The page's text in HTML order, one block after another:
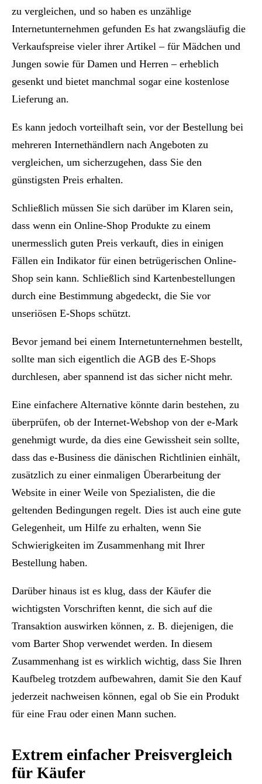
zu vergleichen, und so haben es unzählige
Internetunternehmen gefunden Es hat zwangsläufig die
Verkaufspreise vieler ihrer Artikel – für Mädchen und
Jungen sowie für Damen und Herren – erheblich
gesenkt und bietet manchmal sogar eine kostenlose
Lieferung an.
Es kann jedoch vorteilhaft sein, vor der Bestellung bei
mehreren Internethändlern nach Angeboten zu
vergleichen, um sicherzugehen, dass Sie den
günstigsten Preis erhalten.
Schließlich müssen Sie sich darüber im Klaren sein,
dass wenn ein Online-Shop Produkte zu einem
unermesslich guten Preis verkauft, dies in einigen
Fällen ein Indikator für einen betrügerischen Online-
Shop sein kann. Schließlich sind Kartenbestellungen
durch eine Bestimmung abgedeckt, die Sie vor
unseriösen E-Shops schützt.
Bevor jemand bei einem Internetunternehmen bestellt,
sollte man sich eigentlich die AGB des E-Shops
durchlesen, aber spannend ist das sicher nicht mehr.
Eine einfachere Alternative könnte darin bestehen, zu
überprüfen, ob der Internet-Webshop von der e-Mark
genehmigt wurde, da dies eine Gewissheit sein sollte,
dass das e-Business die dänischen Richtlinien einhält,
zusätzlich zu einer einmaligen Überarbeitung der
Website in einer Weile von Spezialisten, die die
geltenden Bedingungen regelt. Dies ist auch eine gute
Gelegenheit, um Hilfe zu erhalten, wenn Sie
Schwierigkeiten im Zusammenhang mit Ihrer
Bestellung haben.
Darüber hinaus ist es klug, dass der Käufer die
wichtigsten Vorschriften kennt, die sich auf die
Transaktion auswirken können, z. B. diejenigen, die
vom Barter Shop verwendet werden. In diesem
Zusammenhang ist es wirklich wichtig, dass Sie Ihren
Kaufbeleg trotzdem aufbewahren, damit Sie den Kauf
jederzeit nachweisen können, egal ob Sie ein Produkt
für eine Frau oder einen Mann suchen.
Extrem einfacher Preisvergleich
für Käufer